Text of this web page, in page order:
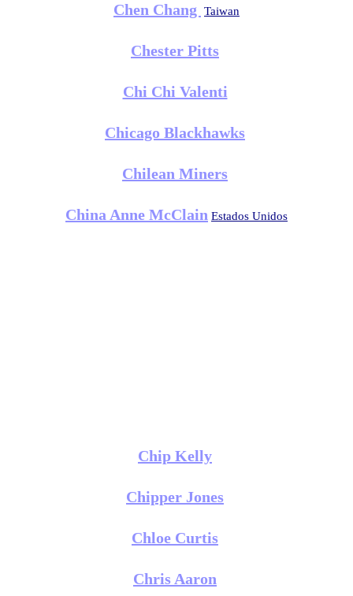
Chen Chang Taiwan
Chester Pitts
Chi Chi Valenti
Chicago Blackhawks
Chilean Miners
China Anne McClain Estados Unidos
Chip Kelly
Chipper Jones
Chloe Curtis
Chris Aaron